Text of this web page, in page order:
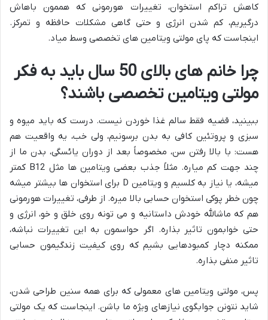
کاهش تراکم استخوان، تغییرات هورمونی که هممون باهاش
درگیریم، کم شدن انرژی و حتی گاهی مشکلات حافظه و تمرکز.
اینجاست که پای مولتی ویتامین های تخصصی وسط میاد.
چرا خانم های بالای 50 سال باید به فکر
مولتی ویتامین تخصصی باشند؟
ببینید، قضیه فقط سالم غذا خوردن نیست. درست که باید میوه و
سبزی و پروتئین کافی به بدن برسونیم، ولی خب، یه واقعیت هم
هست: با بالا رفتن سن، مخصوصاً بعد از دوران یائسگی، بدن ما از
چند جهت کم میاره. مثلاً جذب بعضی ویتامین ها مثل B12 کمتر
میشه، یا نیاز به کلسیم و ویتامین D برای استخوان ها بیشتر میشه
چون خطر پوکی استخوان حسابی بالا میره. از طرفی، تغییرات هورمونی
هم که ماشالله خودش داستانیه و می تونه روی خلق و خو، انرژی و
حتی خوابمون تاثیر بذاره. اگر حواسمون به این تغییرات نباشه،
ممکنه دچار کمبودهایی بشیم که روی کیفیت زندگیمون حسابی
تاثیر منفی بذاره.
پس، مولتی ویتامین های معمولی که برای همه سنین طراحی شدن،
شاید نتونن جوابگوی نیازهای ویژه ما باشن. اینجاست که یک مولتی